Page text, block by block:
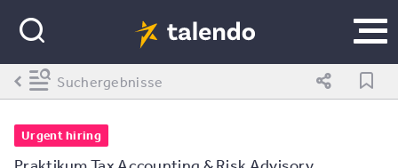
Urgent hiring
Suchergebnisse